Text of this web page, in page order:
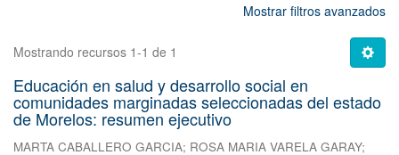
Mostrar filtros avanzados
Mostrando recursos 1-1 de 1
Educación en salud y desarrollo social en
comunidades marginadas seleccionadas del estado
de Morelos: resumen ejecutivo
MARTA CABALLERO GARCIA; ROSA MARIA VARELA GARAY;